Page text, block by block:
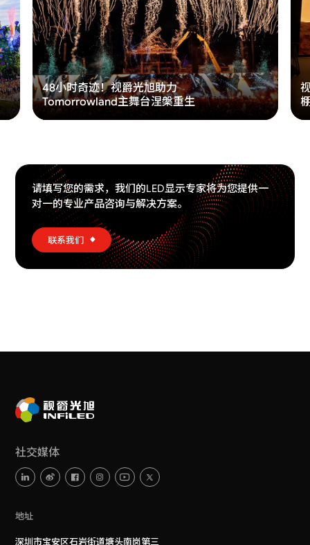
视爵光旭成功打造东南亚最大虚拟摄影
棚：新加坡X3D Studio
请填写您的需求，我们的LED显示专家将为您提供一
对一的专业产品咨询与解决方案。
联系我们
社交媒体
地址
深圳市宝安区石岩街道塘头南岗第三